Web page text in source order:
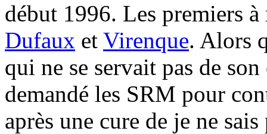
début 1996. Les premiers
Dufaux et Virenque. Alors
qui ne se servait pas de
demandé les SRM pour
après une cure de je ne